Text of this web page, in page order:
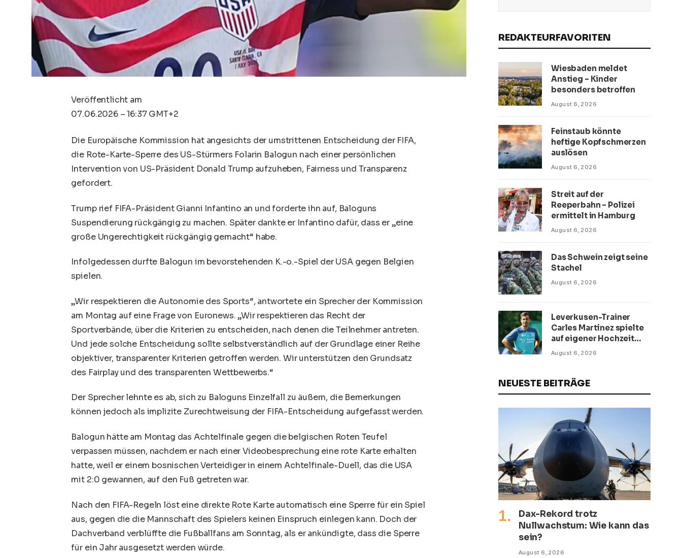
Veröffentlicht am
07.06.2026 – 16:37 GMT+2
Die Europäische Kommission hat angesichts der umstrittenen Entscheidung der FIFA,
die Rote-Karte-Sperre des US-Stürmers Folarin Balogun nach einer persönlichen
Intervention von US-Präsident Donald Trump aufzuheben, Fairness und Transparenz
gefordert.
Trump rief FIFA-Präsident Gianni Infantino an und forderte ihn auf, Baloguns
Suspendierung rückgängig zu machen. Später dankte er Infantino dafür, dass er „eine
große Ungerechtigkeit rückgängig gemacht“ habe.
Infolgedessen durfte Balogun im bevorstehenden K.-o.-Spiel der USA gegen Belgien
spielen.
„Wir respektieren die Autonomie des Sports“, antwortete ein Sprecher der Kommission
am Montag auf eine Frage von Euronews. „Wir respektieren das Recht der
Sportverbände, über die Kriterien zu entscheiden, nach denen die Teilnehmer antreten.
Und jede solche Entscheidung sollte selbstverständlich auf der Grundlage einer Reihe
objektiver, transparenter Kriterien getroffen werden. Wir unterstützen den Grundsatz
des Fairplay und des transparenten Wettbewerbs.“
Der Sprecher lehnte es ab, sich zu Baloguns Einzelfall zu äußern, die Bemerkungen
können jedoch als implizite Zurechtweisung der FIFA-Entscheidung aufgefasst werden.
Balogun hätte am Montag das Achtelfinale gegen die belgischen Roten Teufel
verpassen müssen, nachdem er nach einer Videobesprechung eine rote Karte erhalten
hatte, weil er einem bosnischen Verteidiger in einem Achtelfinale-Duell, das die USA
mit 2:0 gewannen, auf den Fuß getreten war.
Nach den FIFA-Regeln löst eine direkte Rote Karte automatisch eine Sperre für ein Spiel
aus, gegen die die Mannschaft des Spielers keinen Einspruch einlegen kann. Doch der
Dachverband verblüffte die Fußballfans am Sonntag, als er ankündigte, dass die Sperre
für ein Jahr ausgesetzt werden würde.
REDAKTEURFAVORITEN
Wiesbaden meldet
Anstieg – Kinder
besonders betroffen
August 6, 2026
Feinstaub könnte
heftige Kopfschmerzen
auslösen
August 6, 2026
Streit auf der
Reeperbahn – Polizei
ermittelt in Hamburg
August 6, 2026
Das Schwein zeigt seine
Stachel
August 6, 2026
Leverkusen-Trainer
Carles Martínez spielte
auf eigener Hochzeit
Fußball
August 6, 2026
NEUESTE BEITRÄGE
Dax-Rekord trotz
Nullwachstum: Wie kann das
sein?
August 6, 2026